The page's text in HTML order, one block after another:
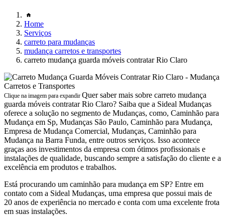
Home
Serviços
carreto para mudanças
mudança carretos e transportes
carreto mudança guarda móveis contratar Rio Claro
Clique na imagem para expandir Quer saber mais sobre carreto mudança
guarda móveis contratar Rio Claro? Saiba que a Sideal Mudanças
oferece a solução no segmento de Mudanças, como, Caminhão para
Mudança em Sp, Mudanças São Paulo, Caminhão para Mudança,
Empresa de Mudança Comercial, Mudanças, Caminhão para
Mudança na Barra Funda, entre outros serviços. Isso acontece
graças aos investimentos da empresa com ótimos profissionais e
instalações de qualidade, buscando sempre a satisfação do cliente e a
excelência em produtos e trabalhos.
Está procurando um caminhão para mudança em SP? Entre em
contato com a Sideal Mudanças, uma empresa que possui mais de
20 anos de experiência no mercado e conta com uma excelente frota
em suas instalações.